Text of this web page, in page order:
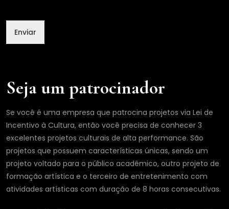
o
e
Enviar
Seja um patrocinador
Se você é uma empresa que patrocina projetos via Lei de
Incentivo à Cultura, então você precisa de conhecer 3
excelentes projetos culturais de alta performance. São
projetos que possuem características únicas, sendo um
projeto voltado para o público acadêmico, outro projeto de
formação artística e o terceiro de entretenimento com
atividades artísticas com duração de 8 horas consecutivas.